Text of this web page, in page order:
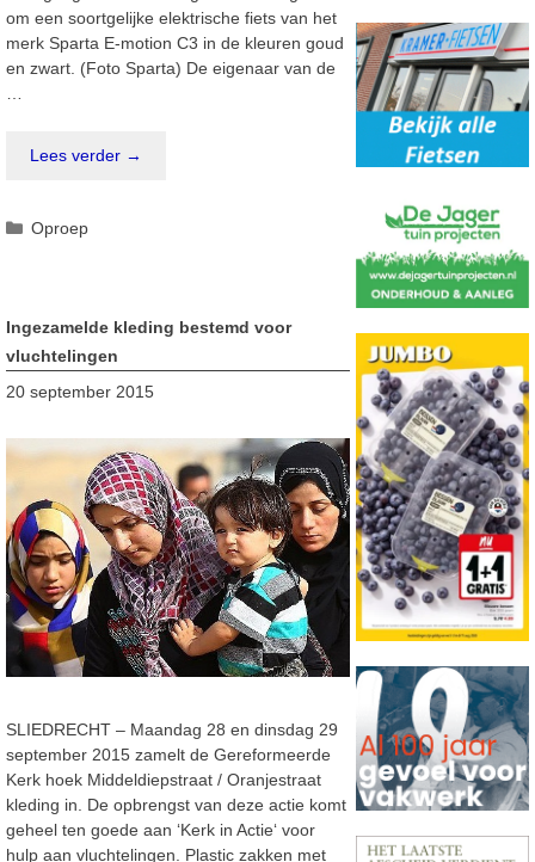
om een soortgelijke elektrische fiets van het
merk Sparta E-motion C3 in de kleuren goud
en zwart. (Foto Sparta) De eigenaar van de
Lees verder →
Categorieën
Oproep
Ingezamelde kleding bestemd voor
vluchtelingen
20 september 2015
SLIEDRECHT – Maandag 28 en dinsdag 29
september 2015 zamelt de Gereformeerde
Kerk hoek Middeldiepstraat / Oranjestraat
kleding in. De opbrengst van deze actie komt
geheel ten goede aan ‘Kerk in Actie‘ voor
hulp aan vluchtelingen. Plastic zakken met